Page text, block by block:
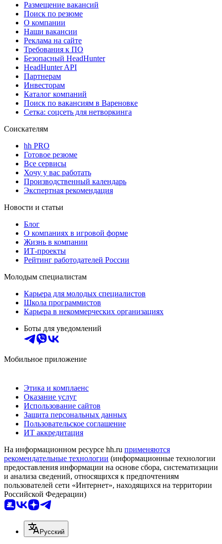
Размещение вакансий
Поиск по резюме
О компании
Наши вакансии
Реклама на сайте
Требования к ПО
Безопасный HeadHunter
HeadHunter API
Партнерам
Инвесторам
Каталог компаний
Поиск по вакансиям в Вареновке
Сетка: соцсеть для нетворкинга
Соискателям
hh PRO
Готовое резюме
Все сервисы
Хочу у вас работать
Производственный календарь
Экспертная рекомендация
Новости и статьи
Блог
О компаниях в игровой форме
Жизнь в компании
ИТ-проекты
Рейтинг работодателей России
Молодым специалистам
Карьера для молодых специалистов
Школа программистов
Карьера в некоммерческих организациях
Боты для уведомлений
Мобильное приложение
Этика и комплаенс
Оказание услуг
Использование сайтов
Защита персональных данных
Пользовательское соглашение
ИТ аккредитация
На информационном ресурсе hh.ru применяются
рекомендательные технологии (информационные технологии
предоставления информации на основе сбора, систематизации
и анализа сведений, относящихся к предпочтениям
пользователей сети «Интернет», находящихся на территории
Российской Федерации)
Русский